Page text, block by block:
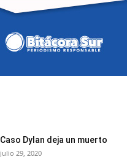
Caso Dylan deja un muerto
julio 29, 2020